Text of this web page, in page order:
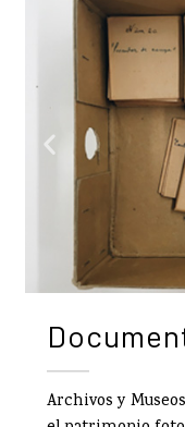
Archivos y